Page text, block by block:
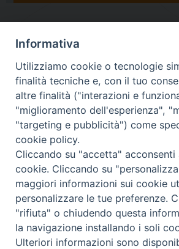
DIOCESI SUBURBICARIA
Contatti:Tel.: 06.93268401 -
E-mail:
Orari: dal Lunedì al Venerdì
Lunedì, Mercoledì e Venerdì,
Diocesi Suburbicaria di
Copyright © 2021
Informativa
Utilizziamo cookie o tecnologie
finalità tecniche e, con il tuo
altre finalità ("interazioni e
"miglioramento dell'esperienza",
"targeting e pubblicità") come
cookie policy.
Cliccando su "accetta"
cookie. Cliccando su
maggiori informazioni sui cookie
personalizzare le tue preferenze.
"rifiuta" o chiudendo questa
la navigazione installando i soli
Ulteriori informazioni sono